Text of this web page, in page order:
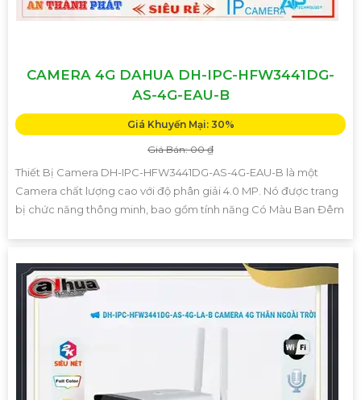
CAMERA 4G DAHUA DH-IPC-HFW3441DG-
AS-4G-EAU-B
Giá Khuyến Mại: 30%
Giá Bán: 00 ₫
Thiết Bị Camera DH-IPC-HFW3441DG-AS-4G-EAU-B là một
Camera chất lượng cao với độ phân giải 4.0 MP. Nó được trang
bị chức năng thông minh, bao gồm tính năng Có Màu Ban Đêm